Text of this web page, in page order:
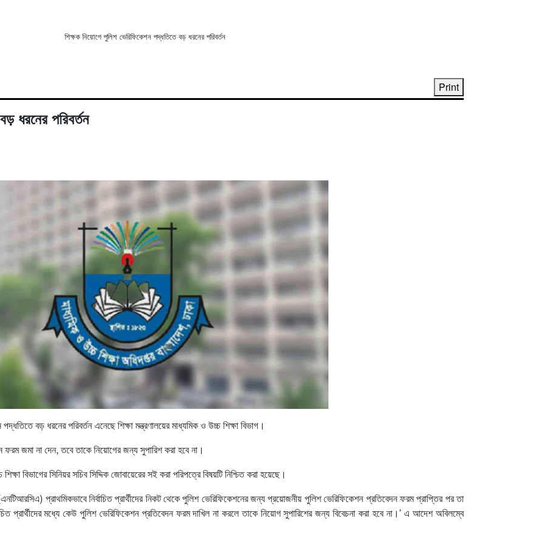
শিক্ষক নিয়োগে পুলিশ ভেরিফিকেশন পদ্ধতিতে বড় ধরনের পরিবর্তন
Print
ধরনের পরিবর্তন
বড় ধরনের পরিবর্তন এনেছে শিক্ষা মন্ত্রণালয়ের মাধ্যমিক ও উচ্চ শিক্ষা বিভাগ।
ফরম জমা না দেন, তবে তাকে নিয়োগের জন্য সুপারিশ করা হবে না।
বিভাগের সিনিয়র সচিব সিদ্দিক জোবায়েরের সই করা পরিপত্রে বিষয়টি নিশ্চিত করা হয়েছে।
প্রাথমিকভাবে নির্বাচিত প্রার্থীদের নিকট থেকে পুলিশ ভেরিফিকেশনের জন্য প্রয়োজনীয় পুলিশ ভেরিফিকেশন প্রতিবেদন ফরম প্রাপ্তির পর তা
প্রার্থীদের মধ্যে কেউ পুলিশ ভেরিফিকেশন প্রতিবেদন ফরম দাখিল না করলে তাকে নিয়োগ সুপারিশের জন্য বিবেচনা করা হবে না।’ এ আদেশ অবিলম্বে